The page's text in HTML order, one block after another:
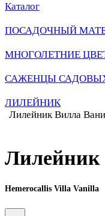
Каталог
ПОСАДОЧНЫЙ
МНОГОЛЕТНИЕ
САЖЕНЦЫ
ЛИЛЕЙНИК
Лилейник Вилла
Лилейник
Hemerocallis Villa Vanilla